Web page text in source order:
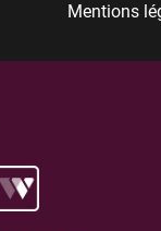
Mentions